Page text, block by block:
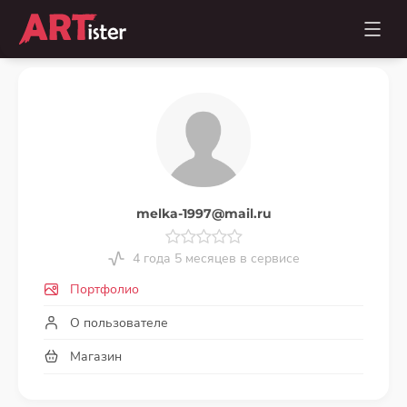
melka-1997@mail.ru
4 года 5 месяцев в сервисе
Портфолио
О пользователе
Магазин